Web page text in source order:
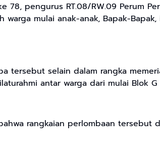
78, pengurus RT.08/RW.09 Perum
mulai anak-anak, Bapak-
tersebut selain dalam rangka
antar warga dari mulai Blok
rangkaian perlombaan tersebut